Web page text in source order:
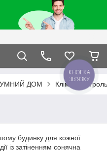
ДОМ Клімат контроль
будинку для кожної
із затіненням сонячна
КНОПКА
ЗВ'ЯЗКУ